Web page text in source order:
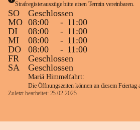
Strafregisterauszüge bitte einen Termin vereinbaren.
SO
Geschlossen
MO 08:00 - 11:00
DI
08:00 - 11:00
MI
08:00 - 11:00
DO
08:00 - 11:00
FR
Geschlossen
SA
Geschlossen
Mariä Himmelfahrt:
Die Öffnungszeiten können an diesem Feiertag
Zuletzt bearbeitet: 25.02.2025